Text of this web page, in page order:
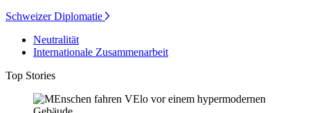
Schweizer Diplomatie
Neutralität
Internationale Zusammenarbeit
Top Stories